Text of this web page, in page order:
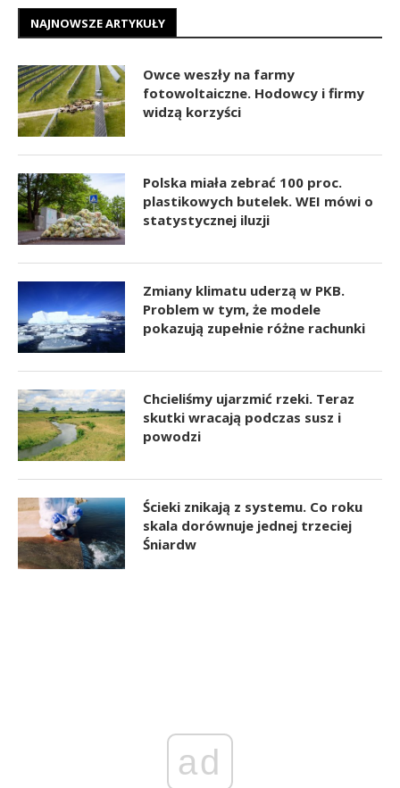
NAJNOWSZE ARTYKUŁY
Owce weszły na farmy
fotowoltaiczne. Hodowcy i firmy
widzą korzyści
Polska miała zebrać 100 proc.
plastikowych butelek. WEI mówi o
statystycznej iluzji
Zmiany klimatu uderzą w PKB.
Problem w tym, że modele
pokazują zupełnie różne rachunki
Chcieliśmy ujarzmić rzeki. Teraz
skutki wracają podczas susz i
powodzi
Ścieki znikają z systemu. Co roku
skala dorównuje jednej trzeciej
Śniardw
ad